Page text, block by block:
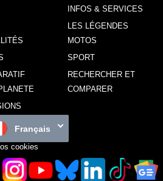
INFOS & SERVICES
LES LÉGENDES
MOTOS
SPORT
RECHERCHER ET
COMPARER
Français
cookies